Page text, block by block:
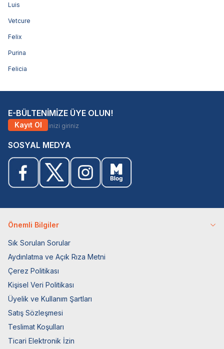
Luis
Vetcure
Felix
Purina
Felicia
E-BÜLTENİMİZE ÜYE OLUN!
Kayıt Ol
SOSYAL MEDYA
Önemli Bilgiler
Sık Sorulan Sorular
Aydınlatma ve Açık Rıza Metni
Çerez Politikası
Kişisel Veri Politikası
Üyelik ve Kullanım Şartları
Satış Sözleşmesi
Teslimat Koşulları
Ticari Elektronik İzin